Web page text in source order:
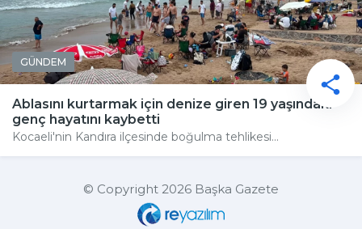
GÜNDEM
Ablasını kurtarmak için denize giren 19 yaşındaki
genç hayatını kaybetti
Kocaeli'nin Kandıra ilçesinde boğulma tehlikesi...
© Copyright 2026 Başka Gazete